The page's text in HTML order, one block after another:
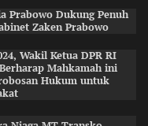
Prabowo Dukung Penuh
Zaken Prabowo
Wakil Ketua DPR RI
Mahkamah ini
Hukum untuk